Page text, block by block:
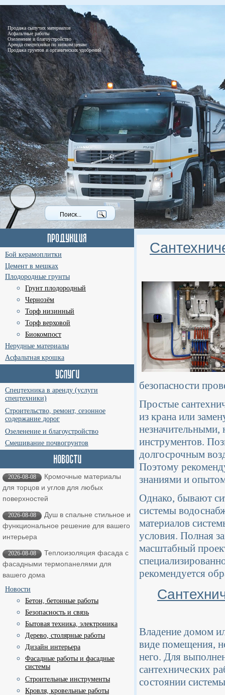
Продажа сыпучих материалов
Асфальтные работы
Озеленение и благоустройство
Аренда спецтехники по низким ценам
Продажа грунтов и органических удобрений
Бой керамоплитки
Цемент в мешках
Плодородные грунты
Грунт плодородный
Чернозём
Торф низинный
Торф верховой
Биокомпост
Нерудные материалы
Асфальтная крошка
Спецтехника в аренду (услуги
спецтехники)
Строительство, ремонт, сезонное
содержание дорог
Озеленение и благоустройство
Смешивание почвогрунтов
2026-08-08
Кромочные материалы
для торцов и углов для любых
поверхностей
2026-08-08
Душ в спальне стильное и
функциональное решение для вашего
интерьера
2026-08-08
Теплоизоляция фасада с
фасадными термопанелями для
вашего дома
Новости
Бетон, бетонные работы
Безопасность и связь
Бытовая техника, электроника
Дерево, столярные работы
Дизайн интерьера
Фасадные работы и фасадные
системы
Строительные инструменты
Кровля, кровельные работы
безопасности
Простые
из крана или
незначительными,
инструментов.
долгосрочным
Поэтому
знаниями и
Однако, бывают
системы
материалов
условия. Полная
масштабный
рекомендуется
Владение домом
виде помещения,
него. Для
сантехнических
состоянии